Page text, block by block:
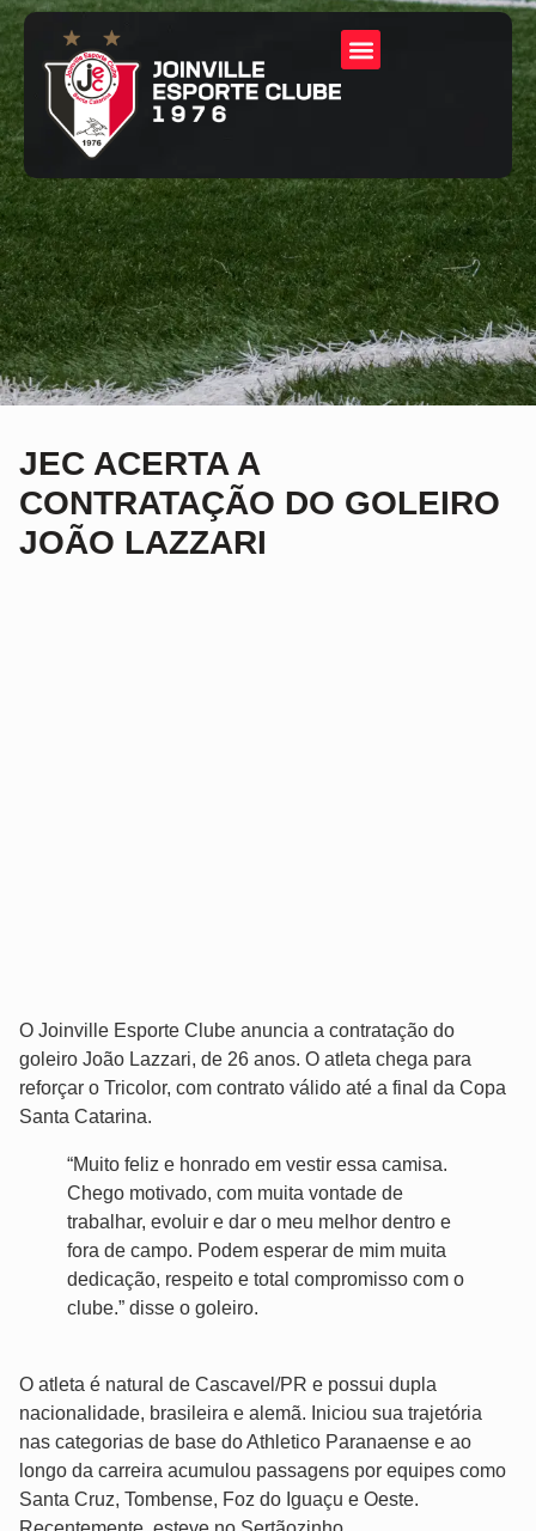
JEC ACERTA A
CONTRATAÇÃO DO GOLEIRO
JOÃO LAZZARI
O Joinville Esporte Clube anuncia a contratação do
goleiro João Lazzari, de 26 anos. O atleta chega para
reforçar o Tricolor, com contrato válido até a final da Copa
Santa Catarina.
“Muito feliz e honrado em vestir essa camisa.
Chego motivado, com muita vontade de
trabalhar, evoluir e dar o meu melhor dentro e
fora de campo. Podem esperar de mim muita
dedicação, respeito e total compromisso com o
clube.” disse o goleiro.
O atleta é natural de Cascavel/PR e possui dupla
nacionalidade, brasileira e alemã. Iniciou sua trajetória
nas categorias de base do Athletico Paranaense e ao
longo da carreira acumulou passagens por equipes como
Santa Cruz, Tombense, Foz do Iguaçu e Oeste.